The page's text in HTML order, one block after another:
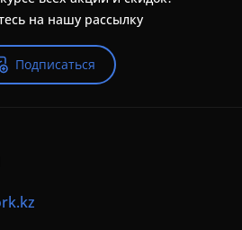
на нашу рассылку
Подписаться